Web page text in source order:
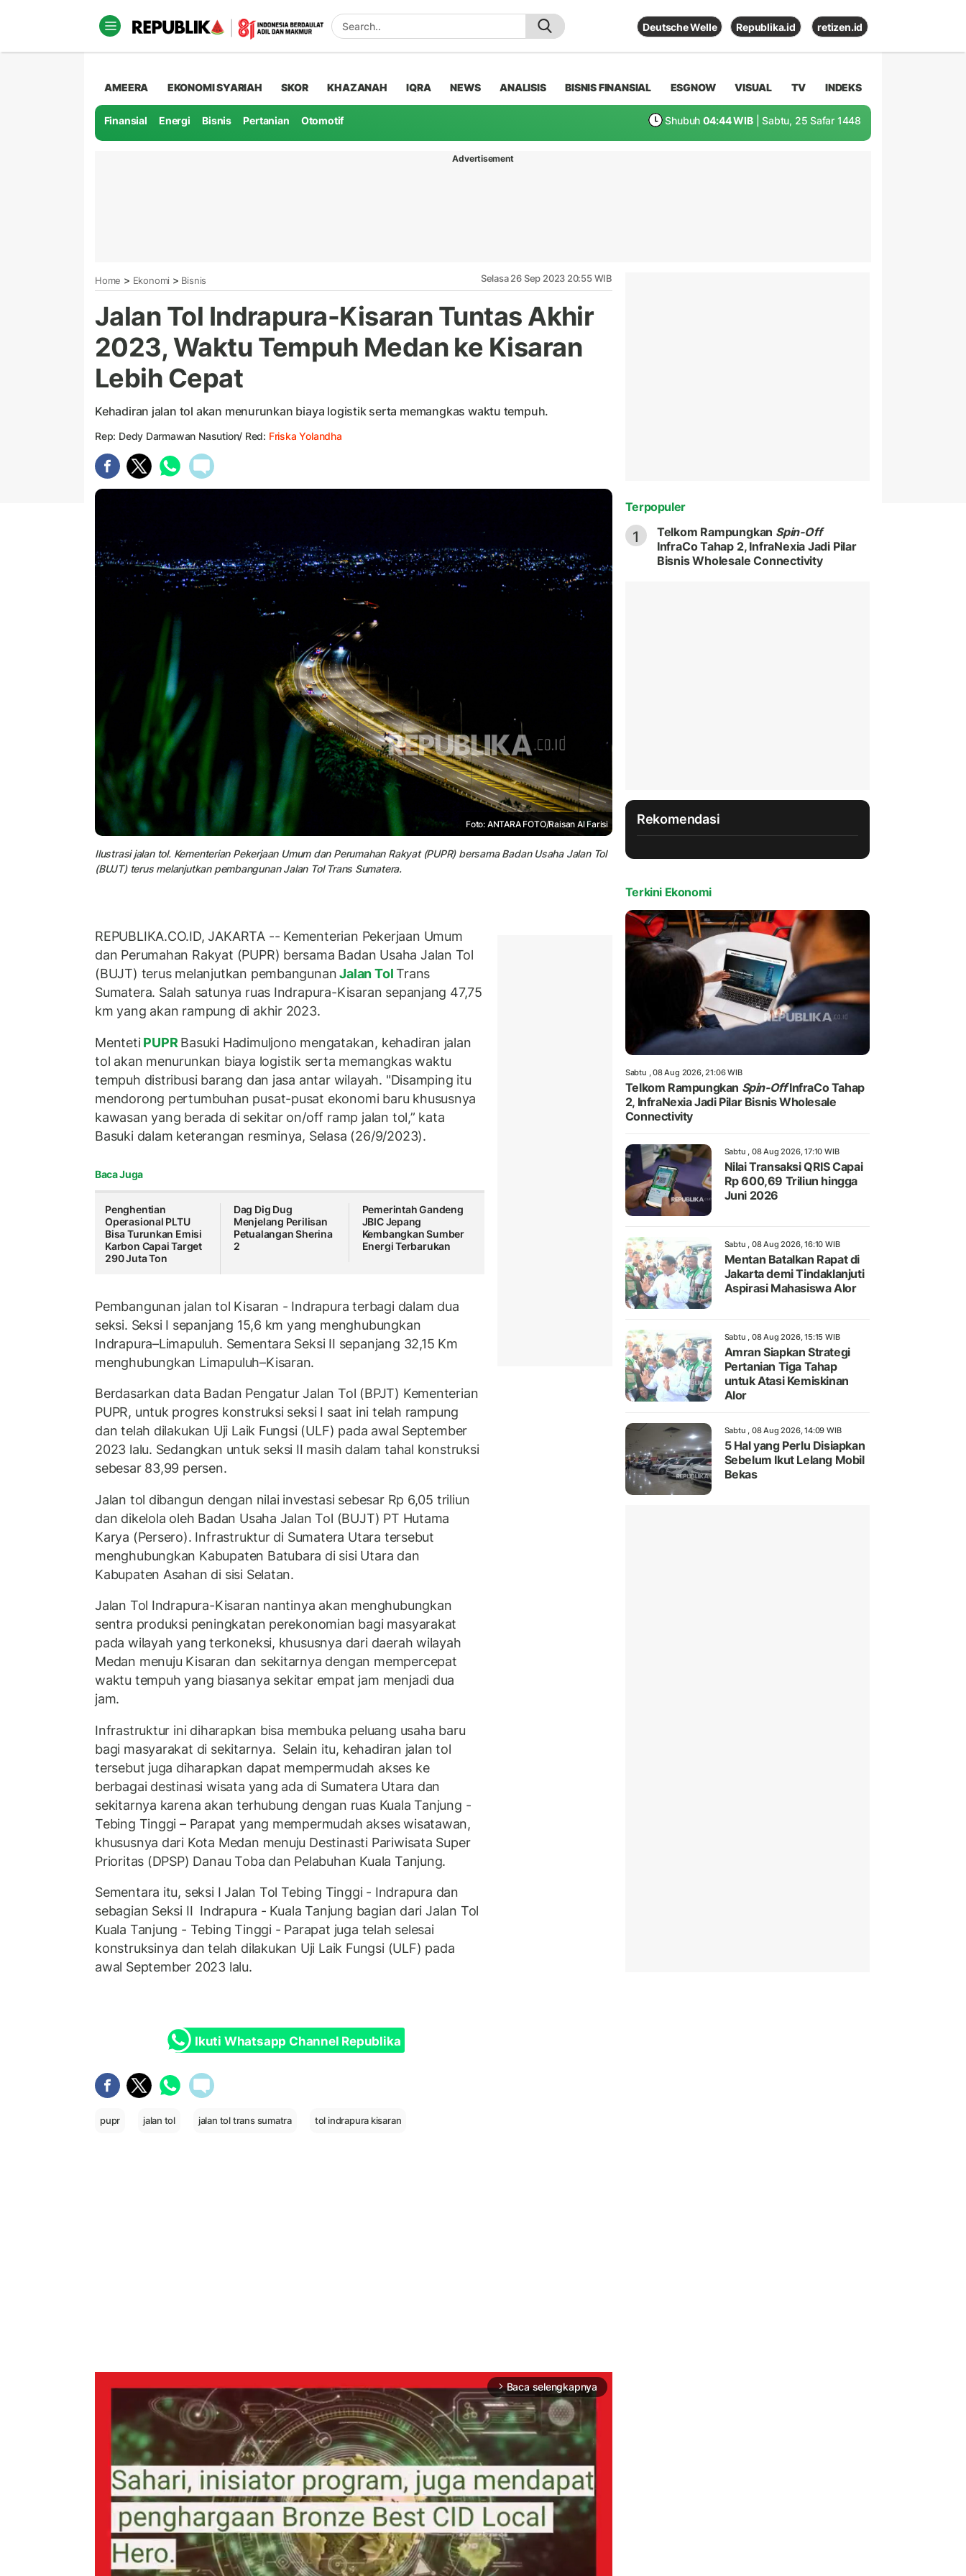
Deutsche Welle Republika.id retizen.id
AMEERA EKONOMI SYARIAH SKOR KHAZANAH IQRA NEWS ANALISIS BISNIS FINANSIAL ESGNOW VISUAL TV INDEKS
Finansial Energi Bisnis Pertanian Otomotif Shubuh 04:44 WIB | Sabtu, 25 Safar 1448
Advertisement
Home > Ekonomi > Bisnis Selasa 26 Sep 2023 20:55 WIB
Jalan Tol Indrapura-Kisaran Tuntas Akhir
2023, Waktu Tempuh Medan ke Kisaran
Lebih Cepat
Kehadiran jalan tol akan menurunkan biaya logistik serta memangkas waktu tempuh.
Rep: Dedy Darmawan Nasution/ Red: Friska Yolandha
Foto: ANTARA FOTO/Raisan Al Farisi
Ilustrasi jalan tol. Kementerian Pekerjaan Umum dan Perumahan Rakyat (PUPR) bersama Badan Usaha Jalan Tol
(BUJT) terus melanjutkan pembangunan Jalan Tol Trans Sumatera.
REPUBLIKA.CO.ID, JAKARTA -- Kementerian Pekerjaan Umum
dan Perumahan Rakyat (PUPR) bersama Badan Usaha Jalan Tol
(BUJT) terus melanjutkan pembangunanJalan TolTrans
Sumatera. Salah satunya ruas Indrapura-Kisaran sepanjang 47,75
km yang akan rampung di akhir 2023.
MentetiPUPR Basuki Hadimuljono mengatakan, kehadiran jalan
tol akan menurunkan biaya logistik serta memangkas waktu
tempuh distribusi barang dan jasa antar wilayah. "Disamping itu
mendorong pertumbuhan pusat-pusat ekonomi baru khususnya
kawasan yang berada di sekitar on/off ramp jalan tol,” kata
Basuki dalam keterangan resminya, Selasa (26/9/2023).
Baca Juga
Penghentian
Operasional PLTU
Bisa Turunkan Emisi
Karbon Capai Target
290 Juta Ton
Dag Dig Dug
Menjelang Perilisan
Petualangan Sherina
2
Pemerintah Gandeng
JBIC Jepang
Kembangkan Sumber
Energi Terbarukan
Pembangunan jalan tol Kisaran - Indrapura terbagi dalam dua
seksi. Seksi I sepanjang 15,6 km yang menghubungkan
Indrapura–Limapuluh. Sementara Seksi II sepanjang 32,15 Km
menghubungkan Limapuluh–Kisaran.
Berdasarkan data Badan Pengatur Jalan Tol (BPJT) Kementerian
PUPR, untuk progres konstruksi seksi I saat ini telah rampung
dan telah dilakukan Uji Laik Fungsi (ULF) pada awal September
2023 lalu. Sedangkan untuk seksi II masih dalam tahal konstruksi
sebesar 83,99 persen.
Jalan tol dibangun dengan nilai investasi sebesar Rp 6,05 triliun
dan dikelola oleh Badan Usaha Jalan Tol (BUJT) PT Hutama
Karya (Persero). Infrastruktur di Sumatera Utara tersebut
menghubungkan Kabupaten Batubara di sisi Utara dan
Kabupaten Asahan di sisi Selatan.
Jalan Tol Indrapura-Kisaran nantinya akan menghubungkan
sentra produksi peningkatan perekonomian bagi masyarakat
pada wilayah yang terkoneksi, khususnya dari daerah wilayah
Medan menuju Kisaran dan sekitarnya dengan mempercepat
waktu tempuh yang biasanya sekitar empat jam menjadi dua
jam.
Infrastruktur ini diharapkan bisa membuka peluang usaha baru
bagi masyarakat di sekitarnya. Selain itu, kehadiran jalan tol
tersebut juga diharapkan dapat mempermudah akses ke
berbagai destinasi wisata yang ada di Sumatera Utara dan
sekitarnya karena akan terhubung dengan ruas Kuala Tanjung -
Tebing Tinggi – Parapat yang mempermudah akses wisatawan,
khususnya dari Kota Medan menuju Destinasti Pariwisata Super
Prioritas (DPSP) Danau Toba dan Pelabuhan Kuala Tanjung.
Sementara itu, seksi I Jalan Tol Tebing Tinggi - Indrapura dan
sebagian Seksi II Indrapura - Kuala Tanjung bagian dari Jalan Tol
Kuala Tanjung - Tebing Tinggi - Parapat juga telah selesai
konstruksinya dan telah dilakukan Uji Laik Fungsi (ULF) pada
awal September 2023 lalu.
Ikuti Whatsapp Channel Republika
pupr jalan tol jalan tol trans sumatra tol indrapura kisaran
arrow_forward_ios Baca selengkapnya
Terpopuler
1 Telkom Rampungkan Spin-Off
InfraCo Tahap 2, InfraNexia Jadi Pilar
Bisnis Wholesale Connectivity
Rekomendasi
Terkini Ekonomi
Sabtu , 08 Aug 2026, 21:06 WIB
Telkom Rampungkan Spin-OffInfraCo Tahap
2, InfraNexia Jadi Pilar Bisnis Wholesale
Connectivity
Sabtu , 08 Aug 2026, 17:10 WIB
Nilai Transaksi QRIS Capai
Rp 600,69 Triliun hingga
Juni 2026
Sabtu , 08 Aug 2026, 16:10 WIB
Mentan Batalkan Rapat di
Jakarta demi Tindaklanjuti
Aspirasi Mahasiswa Alor
Sabtu , 08 Aug 2026, 15:15 WIB
Amran Siapkan Strategi
Pertanian Tiga Tahap
untuk Atasi Kemiskinan
Alor
Sabtu , 08 Aug 2026, 14:09 WIB
5 Hal yang Perlu Disiapkan
Sebelum Ikut Lelang Mobil
Bekas